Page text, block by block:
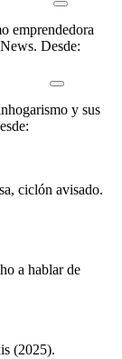
emprendedora
Desde:
y sus
ciclón avisado.
a hablar de
(2025).